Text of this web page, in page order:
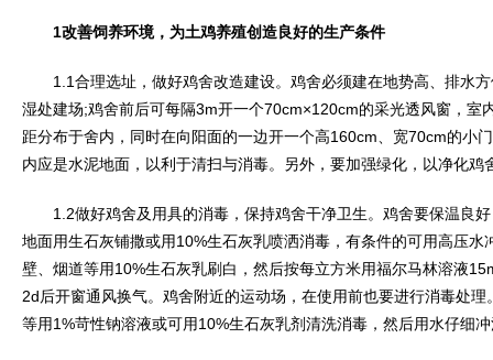
1改善饲养环境，为土鸡养殖创造良好的生产条件
1.1合理选址，做好鸡舍改造建设。鸡舍必须建在地势高、排水方
湿处建场;鸡舍前后可每隔3m开一个70cm×120cm的采光透风窗，室
距分布于舍内，同时在向阳面的一边开一个高160cm、宽70cm的小
内应是水泥地面，以利于清扫与消毒。另外，要加强绿化，以净化鸡
1.2做好鸡舍及用具的消毒，保持鸡舍干净卫生。鸡舍要保温良好
地面用生石灰铺撒或用10%生石灰乳喷洒消毒，有条件的可用高压水
壁、烟道等用10%生石灰乳刷白，然后按每立方米用福尔马林溶液
2d后开窗通风换气。鸡舍附近的运动场，在使用前也要进行消毒处
等用1%苛性钠溶液或可用10%生石灰乳剂清洗消毒，然后用水仔细